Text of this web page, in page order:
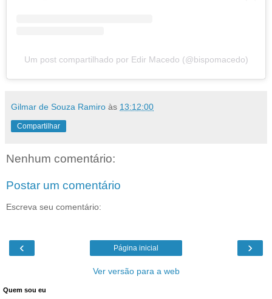
Um post compartilhado por Edir Macedo (@bispomacedo)
Gilmar de Souza Ramiro às 13:12:00
Compartilhar
Nenhum comentário:
Postar um comentário
Escreva seu comentário:
‹ ›
Página inicial
Ver versão para a web
Quem sou eu